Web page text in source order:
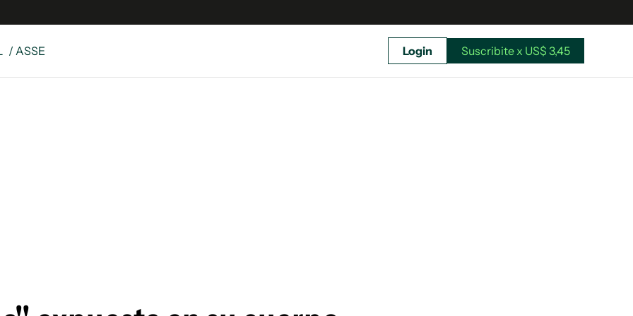
/ ASSE Login Suscribite x US$ 3,45